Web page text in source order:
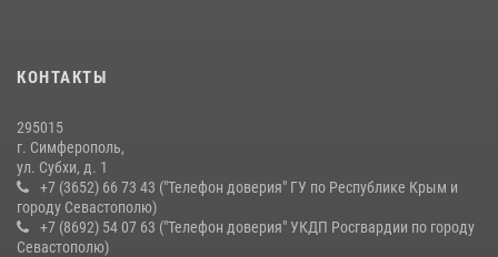
10 июля 2026, 15:10
КОНТАКТЫ
295015
г. Симферополь,
ул. Субхи, д. 1
+7 (3652) 66 73 43 ("Телефон доверия" ГУ по Республике Крым и
городу Севастополю)
+7 (8692) 54 07 63 ("Телефон доверия" УКДП Росгвардии по городу
Севастополю)